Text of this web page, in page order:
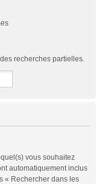
recherches partielles.
vous souhaitez
automatiquement inclus
« Rechercher dans les